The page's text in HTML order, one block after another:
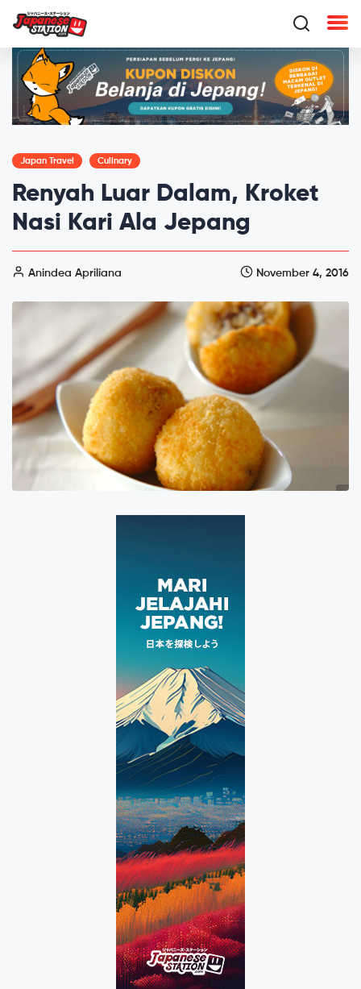
Japan Travel Culinary
Renyah Luar Dalam, Kroket
Nasi Kari Ala Jepang
Anindea Apriliana November 4, 2016